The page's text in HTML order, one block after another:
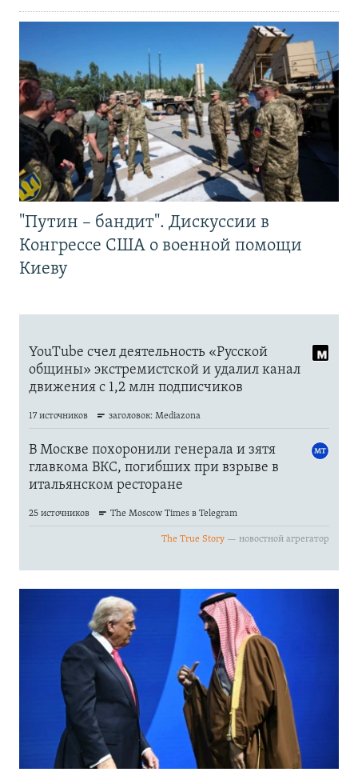
"Путин – бандит". Дискуссии в
Конгрессе США о военной помощи
Киеву